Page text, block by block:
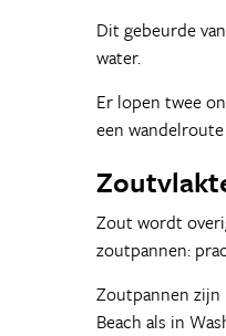
Dit gebeurde
water.
Er lopen twee
een
Zout wordt
zoutpannen:
Zoutpannen zijn
Beach als in